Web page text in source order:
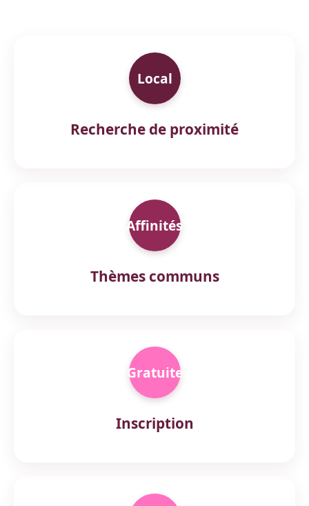
Local
Recherche de proximité
Affinités
Thèmes communs
Gratuite
Inscription